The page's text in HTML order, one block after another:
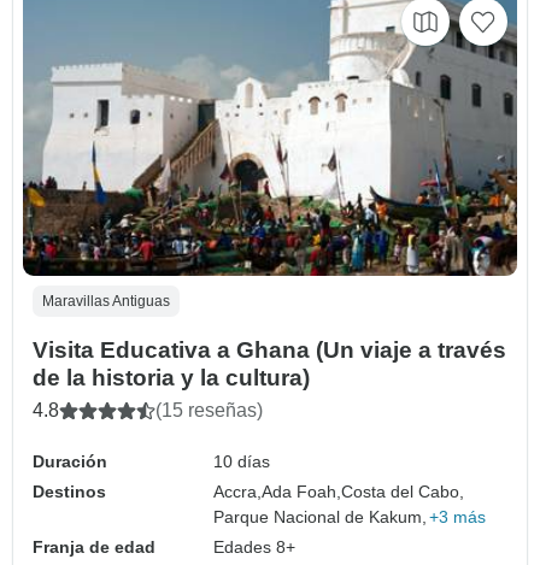
Maravillas Antiguas
Visita Educativa a Ghana (Un viaje a través
de la historia y la cultura)
4.8 (15 reseñas)
Duración
10 días
Destinos
Accra,Ada Foah,Costa del Cabo,
Parque Nacional de Kakum, +3 más
Franja de edad
Edades 8+